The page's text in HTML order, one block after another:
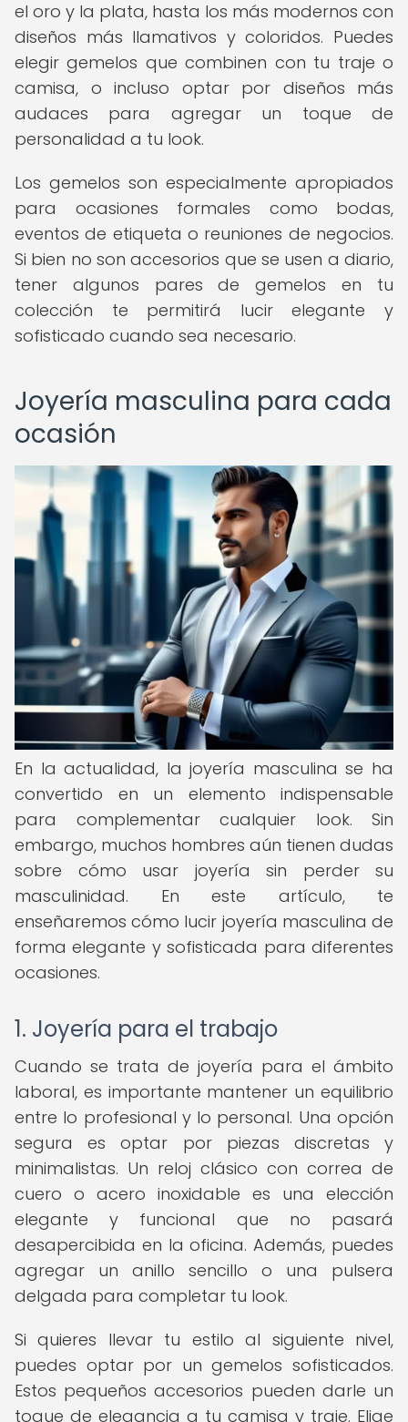
el oro y la plata, hasta los más modernos con
diseños más llamativos y coloridos. Puedes
elegir gemelos que combinen con tu traje o
camisa, o incluso optar por diseños más
audaces para agregar un toque de
personalidad a tu look.
Los gemelos son especialmente apropiados
para ocasiones formales como bodas,
eventos de etiqueta o reuniones de negocios.
Si bien no son accesorios que se usen a diario,
tener algunos pares de gemelos en tu
colección te permitirá lucir elegante y
sofisticado cuando sea necesario.
Joyería masculina para cada
ocasión
En la actualidad, la joyería masculina se ha
convertido en un elemento indispensable
para complementar cualquier look. Sin
embargo, muchos hombres aún tienen dudas
sobre cómo usar joyería sin perder su
masculinidad. En este artículo, te
enseñaremos cómo lucir joyería masculina de
forma elegante y sofisticada para diferentes
ocasiones.
1. Joyería para el trabajo
Cuando se trata de joyería para el ámbito
laboral, es importante mantener un equilibrio
entre lo profesional y lo personal. Una opción
segura es optar por piezas discretas y
minimalistas. Un reloj clásico con correa de
cuero o acero inoxidable es una elección
elegante y funcional que no pasará
desapercibida en la oficina. Además, puedes
agregar un anillo sencillo o una pulsera
delgada para completar tu look.
Si quieres llevar tu estilo al siguiente nivel,
puedes optar por un gemelos sofisticados.
Estos pequeños accesorios pueden darle un
toque de elegancia a tu camisa y traje. Elige